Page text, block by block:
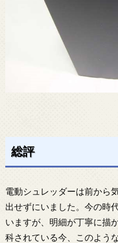
総評
電動シュレッダーは前から
出せずにいました。今の時
いますが、明細が丁寧に描
科されている今、このよう